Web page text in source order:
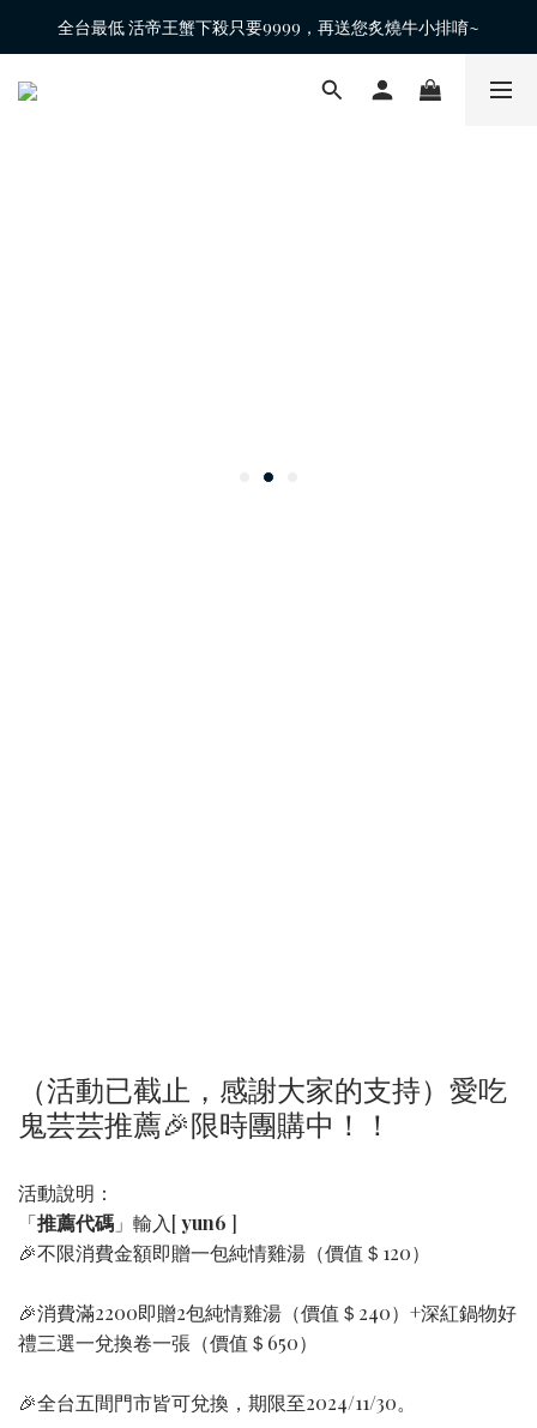
全台最低 活帝王蟹下殺只要9999，再送您炙燒牛小排唷~
（活動已截止，感謝大家的支持）愛吃
鬼芸芸推薦🎉限時團購中！！
活動說明：
「推薦代碼 」輸入[yun6 ]
🎉不限消費金額即贈一包純情雞湯（價值＄120）
🎉消費滿2200即贈2包純情雞湯（價值＄240）+深紅鍋物好
禮三選一兌換卷一張（價值＄650）
🎉全台五間門市皆可兌換，期限至2024/11/30。